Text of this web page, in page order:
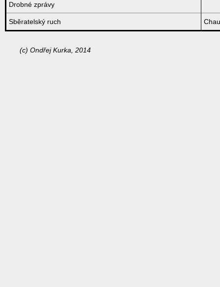
Drobné zprávy
Sběratelský ruch
(c) Ondřej Kurka, 2014